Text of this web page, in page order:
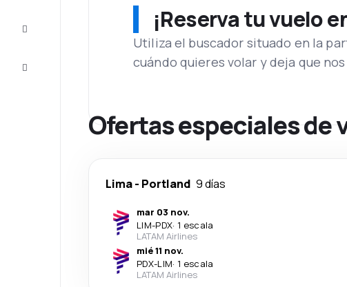
¡Reserva tu vuelo
Utiliza el buscador situado en la
cuándo quieres volar y deja que
Ofertas especiales de
Lima- Portland 9 días
mar 03 nov.
LIM-PDX· 1 escala
LATAM Airlines
mié 11 nov.
PDX-LIM· 1 escala
LATAM Airlines